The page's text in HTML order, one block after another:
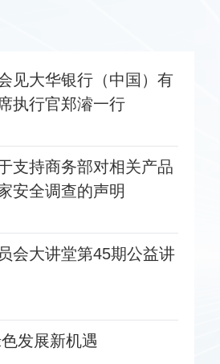
见大华银行（中国）有
执行官郑濬一行
支持商务部对相关产品
安全调查的声明
会大讲堂第45期公益讲
发展新机遇